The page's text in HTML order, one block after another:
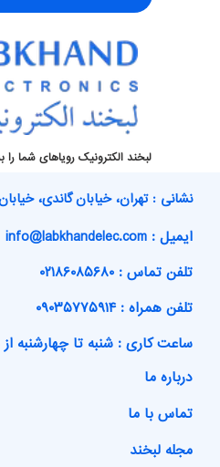
لبخند الکترونیک رویاهای شما
نشانی : تهران، خیابان گاندی، خیابان
ایمیل : info@labkhandelec.com
تلفن تماس : ۰۲۱۸۶۰۸۵۶۸۰
تلفن همراه : ۰۹۰۳۵۷۷۵۹۱۴
ساعت کاری : شنبه تا چهارشنبه از ساعت
درباره ما
تماس با ما
مجله لبخند